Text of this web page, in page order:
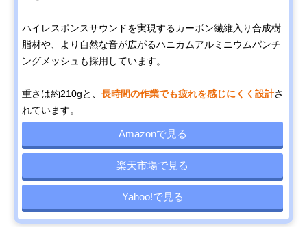
ハイレスポンスサウンドを実現するカーボン繊維入り合成樹
脂材や、より自然な音が広がるハニカムアルミニウムパンチ
ングメッシュも採用しています。
重さは約210gと、 長時間の作業でも疲れを感じにくく設計さ
れています。
Amazonで見る
楽天市場で見る
Yahoo!で見る